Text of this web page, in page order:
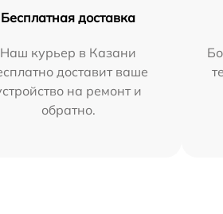
Бесплатная доставка
Наш курьер в Казани
доставит ваше
на ремонт и
обратно.